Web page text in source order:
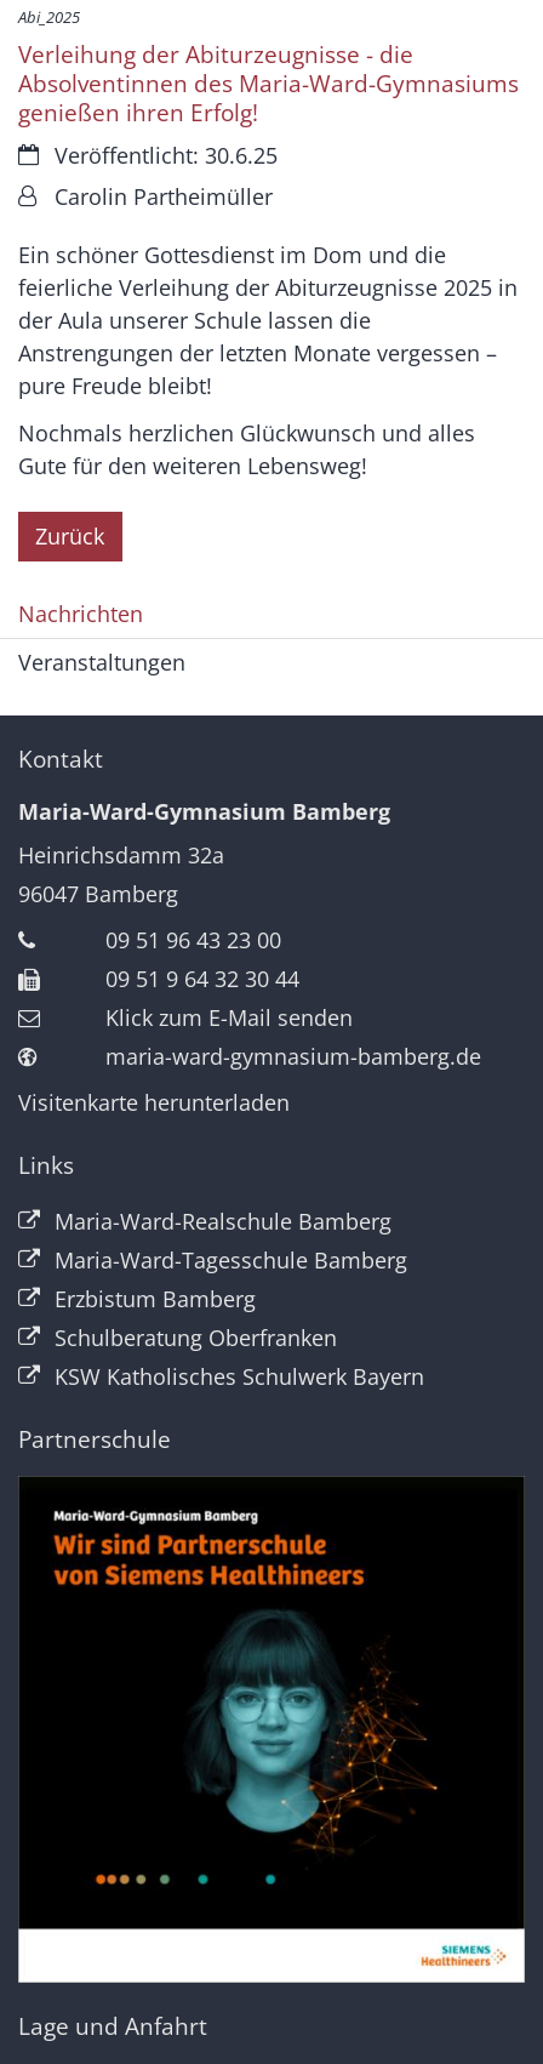
Abi_2025
Verleihung der Abiturzeugnisse - die
Absolventinnen des Maria-Ward-Gymnasiums
genießen ihren Erfolg!
Datum:Veröffentlicht: 30.6.25
Von:Carolin Partheimüller
Ein schöner Gottesdienst im Dom und die
feierliche Verleihung der Abiturzeugnisse 2025 in
der Aula unserer Schule lassen die
Anstrengungen der letzten Monate vergessen –
pure Freude bleibt!
Nochmals herzlichen Glückwunsch und alles
Gute für den weiteren Lebensweg!
Zurück
Nachrichten
Veranstaltungen
Kontakt
Maria-Ward-Gymnasium Bamberg
Heinrichsdamm 32a
96047 Bamberg
09 51 96 43 23 00
09 51 9 64 32 30 44
Klick zum E-Mail senden
maria-ward-gymnasium-bamberg.de
Visitenkarte herunterladen
Links
Maria-Ward-Realschule Bamberg
Maria-Ward-Tagesschule Bamberg
Erzbistum Bamberg
Schulberatung Oberfranken
KSW Katholisches Schulwerk Bayern
Partnerschule
Lage und Anfahrt